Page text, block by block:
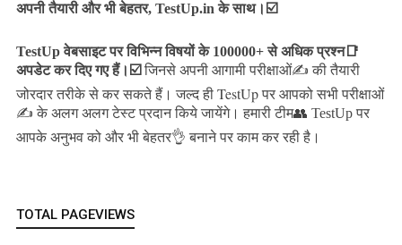
अपनी तैयारी और भी बेहतर, TestUp.in के साथ।☑️
TestUp वेबसाइट पर विभिन्न विषयों के 100000+ से अधिक प्रश्न📑
अपडेट कर दिए गए हैं। ☑️ जिनसे अपनी आगामी परीक्षाओं✍️ की तैयारी
जोरदार तरीके से कर सकते हैं।जल्द ही TestUp पर आपको सभी परीक्षाओं
✍️ के अलग अलग टेस्ट प्रदान किये जायेंगे। हमारी टीम👥 TestUp पर
आपके अनुभव को और भी बेहतर👌 बनाने पर काम कर रही है।
TOTAL PAGEVIEWS